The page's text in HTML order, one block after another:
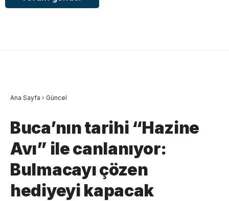
Ana Sayfa › Güncel
Buca’nın tarihi “Hazine
Avı” ile canlanıyor:
Bulmacayı çözen
hediyeyi kapacak